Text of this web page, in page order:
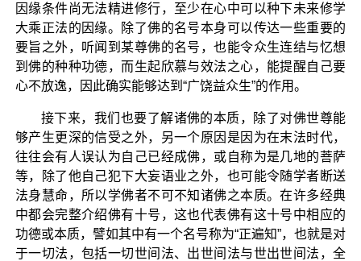
因缘条件尚无法精进修行，至少在心中可以种下未来修学
大乘正法的因缘。除了佛的名号本身可以传达一些重要的
要旨之外，听闻到某尊佛的名号，也能令众生连结与忆想
到佛的种种功德，而生起欣慕与效法之心，能提醒自己要
心不放逸，因此确实能够达到“广饶益众生”的作用。
接下来，我们也要了解诸佛的本质，除了对佛世尊能
够产生更深的信受之外，另一个原因是因为在末法时代，
往往会有人误认为自己已经成佛，或自称为是几地的菩萨
等，除了他自己犯下大妄语业之外，也可能令随学者断送
法身慧命，所以学佛者不可不知诸佛之本质。在许多经典
中都会完整介绍佛有十号，这也代表佛有这十号中相应的
功德或本质，譬如其中有一个名号称为“正遍知”，也就是对
于一切法，包括一切世间法、出世间法与世出世间法，全